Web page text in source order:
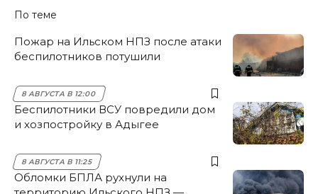
По теме
Пожар на Ильском НПЗ после атаки
беспилотников потушили
8 АВГУСТА В 12:00
Беспилотники ВСУ повредили дом
и хозпостройку в Адыгее
8 АВГУСТА В 11:25
Обломки БПЛА рухнули на